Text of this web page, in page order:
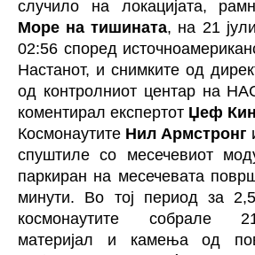
случило на локацијата,
Море на тишината, на 21
02:56 според
Настанот, и снимките од
од контролниот центар на
коментирал експертот Џеф
Космонаутите Нил Армстронг
спуштиле со месечевиот
паркиран на месечевата
минути. Во тој период за
космонаутите собрале
материјал и камења од